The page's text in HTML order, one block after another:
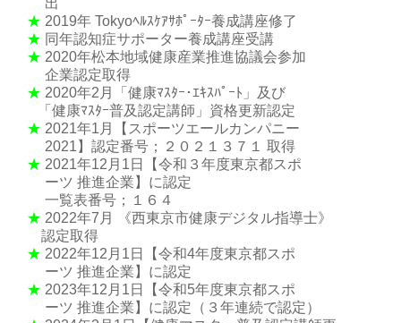
★ 2019年 Tokyoﾍﾙｽｹｱｻﾎﾟｰﾀｰ養成講座修了
★ 同年認知症サポーター養成講座受講
★ 2020年松本地域健康産業推進協議会参加
企業認定取得
★ 2020年2月「健康ﾏｽﾀｰ･ｴｷｽﾊﾟｰﾄ」及び
「健康ﾏｽﾀｰ普及認定講師」資格更新認定
★ 2021年1月【スポーツエールカンパニー
2021】認定番号；２０２１３７１ 取得
★ 2021年12月1日【令和３年度東京都スポ
ーツ 推進企業】に認定
一覧表番号；１６４
★ 2022年7月 《西東京市健康デジタル指導士》
認定取得
★ 2022年12月1日【令和4年度東京都スポ
ーツ 推進企業】に認定
★ 2023年12月1日【令和5年度東京都スポ
ーツ 推進企業】に認定（３年連続で認定）